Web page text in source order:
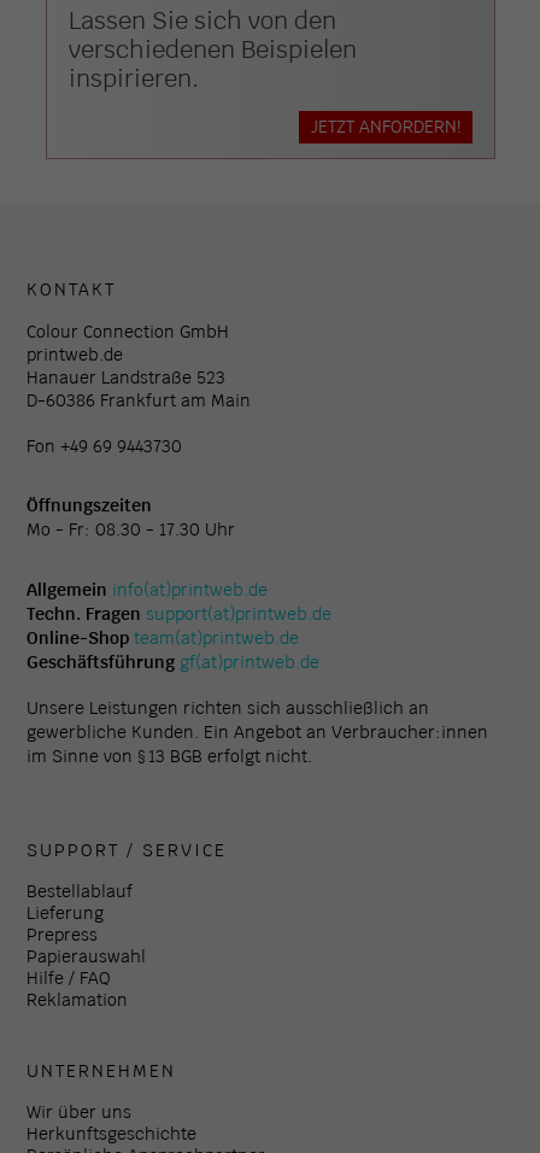
Lassen Sie sich von den
verschiedenen Beispielen
inspirieren.
JETZT ANFORDERN!
KONTAKT
Colour Connection GmbH
printweb.de
Hanauer Landstraße 523
D-60386 Frankfurt am Main
Fon +49 69 9443730
Öffnungszeiten
Mo - Fr: 08.30 - 17.30 Uhr
Allgemein info(at)printweb.de
Techn. Fragen support(at)printweb.de
Online-Shop team(at)printweb.de
Geschäftsführung gf(at)printweb.de
Unsere Leistungen richten sich ausschließlich an
gewerbliche Kunden. Ein Angebot an Verbraucher:innen
im Sinne von § 13 BGB erfolgt nicht.
SUPPORT / SERVICE
Bestellablauf
Lieferung
Prepress
Papierauswahl
Hilfe / FAQ
Reklamation
UNTERNEHMEN
Wir über uns
Herkunftsgeschichte